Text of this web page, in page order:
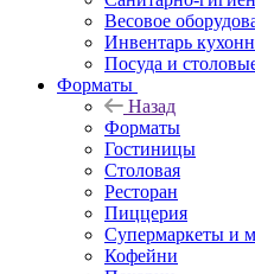
Весовое
Инвентарь
Посуда и
Форматы
Назад
Форматы
Гостиницы
Столовая
Ресторан
Пиццерия
Супермаркеты и
Кофейни